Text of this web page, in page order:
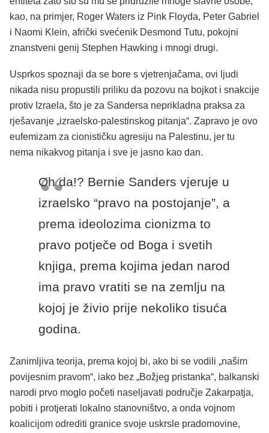
kao, na primjer, Roger Waters iz Pink Floyda, Peter Gabriel
i Naomi Klein, afrički svećenik Desmond Tutu, pokojni
znanstveni genij Stephen Hawking i mnogi drugi.
Usprkos spoznaji da se bore s vjetrenjačama, ovi ljudi
nikada nisu propustili priliku da pozovu na bojkot i snakcije
protiv Izraela, što je za Sandersa neprikladna praksa za
rješavanje „izraelsko-palestinskog pitanja“. Zapravo je ovo
eufemizam za cionističku agresiju na Palestinu, jer tu
nema nikakvog pitanja i sve je jasno kao dan.
Oh da!? Bernie Sanders vjeruje u
izraelsko “pravo na postojanje”, a
prema ideolozima cionizma to
pravo potječe od Boga i svetih
knjiga, prema kojima jedan narod
ima pravo vratiti se na zemlju na
kojoj je živio prije nekoliko tisuća
godina.
Zanimljiva teorija, prema kojoj bi, ako bi se vodili „našim
povijesnim pravom“, iako bez „Božjeg pristanka“, balkanski
narodi prvo moglo početi naseljavati područje Zakarpatja,
pobiti i protjerati lokalno stanovništvo, a onda vojnom
koalicijom odrediti granice svoje uskrsle pradomovine,